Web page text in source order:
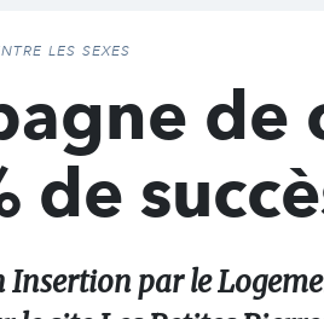
LES SEXES
de
par le